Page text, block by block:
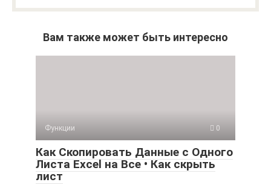
Вам также может быть интересно
Функции 0
Как Скопировать Данные с Одного
Листа Excel на Все • Как скрыть
лист